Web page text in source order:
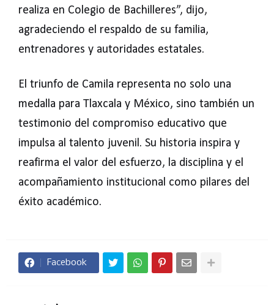
realiza en Colegio de Bachilleres”, dijo,
agradeciendo el respaldo de su familia,
entrenadores y autoridades estatales.
El triunfo de Camila representa no solo una
medalla para Tlaxcala y México, sino también un
testimonio del compromiso educativo que
impulsa al talento juvenil. Su historia inspira y
reafirma el valor del esfuerzo, la disciplina y el
acompañamiento institucional como pilares del
éxito académico.
Facebook